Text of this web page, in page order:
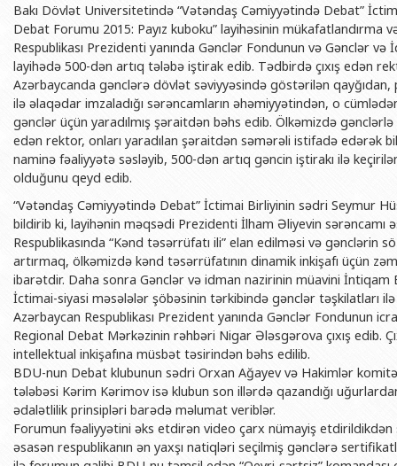
BDU-nun üzv olduğu beynəlxalq təşkilatlar
BDU-nun qrant layihələri
Rektorlarımız
BDU-nun məzunları
Fəxri doktorlarımız
BDU-da təhsil
BDU-da tədris olunan ixtisaslar
Universitet tarixinin ən mühüm hadisələri
Həmkarlar İttifaqı Komitəsi
Tədris Metodiki Şura
Xarici tələbələrlə iş şöbəsi
İctimaiyyətlə əlaqələr və
Humanitar məsələlər və gənclər
İnsan resursları və hüquq şöbəsi
Sənədlər və Müraciətlərlə iş
Maliyyə və təminat Departamenti
Psixoloji Yardım Sektoru
Mədəniyyət-yaradıcılıq Mərkəzi
İdman-sağlamlıq Mərkəzi
BDU-nun Nəşr Evi
Biologiya fakültəsi
Ekologiya və
Coğrafiya fakültəsi
Geologiya fakültəsi
Filologiya fakültəsi
Tarix fakültəsi
Hüquq fakültəsi
Jurnalistika fakültəsi
İnformasiya və
Şərqşünasliq
Sosial elmlər və
Şəxsi
Publik
Bakı Dövlət Universitetində “Vətəndaş Cəmiyyətində Debat”
Debat Forumu 2015: Payız kuboku” layihəsinin mükafatlandırma
Respublikası Prezidenti yanında Gənclər Fondunun və Gənclər
layihədə 500-dən artıq tələbə iştirak edib. Tədbirdə çıxış edən
Azərbaycanda gənclərə dövlət səviyyəsində göstərilən
ilə əlaqədar imzaladığı sərəncamların əhəmiyyətindən, o
gənclər üçün yaradılmış şəraitdən bəhs edib. Ölkəmizdə
edən rektor, onları yaradılan şəraitdən səmərəli istifadə edərək
naminə fəaliyyətə səsləyib, 500-dən artıq gəncin iştirakı ilə
olduğunu qeyd edib.
“Vətəndaş Cəmiyyətində Debat” İctimai Birliyinin sədri Seymur
bildirib ki, layihənin məqsədi Prezidenti İlham Əliyevin sərəncamı
Respublikasında “Kənd təsərrüfatı ili” elan edilməsi və gənclərin
artırmaq, ölkəmizdə kənd təsərrüfatının dinamik inkişafı üçün
ibarətdir. Daha sonra Gənclər və idman nazirinin müavini İntiqam
İctimai-siyasi məsələlər şöbəsinin tərkibində gənclər təşkilatları
Azərbaycan Respublikası Prezident yanında Gənclər Fondunun
Regional Debat Mərkəzinin rəhbəri Nigar Ələsgərova çıxış edib.
intellektual inkişafına müsbət təsirindən bəhs edilib.
BDU-nun Debat klubunun sədri Orxan Ağayev və Hakimlər
tələbəsi Kərim Kərimov isə klubun son illərdə qazandığı
ədalətlilik prinsipləri barədə məlumat veriblər.
Forumun fəaliyyətini əks etdirən video çarx nümayiş
əsasən respublikanın ən yaxşı natiqləri seçilmiş gənclərə